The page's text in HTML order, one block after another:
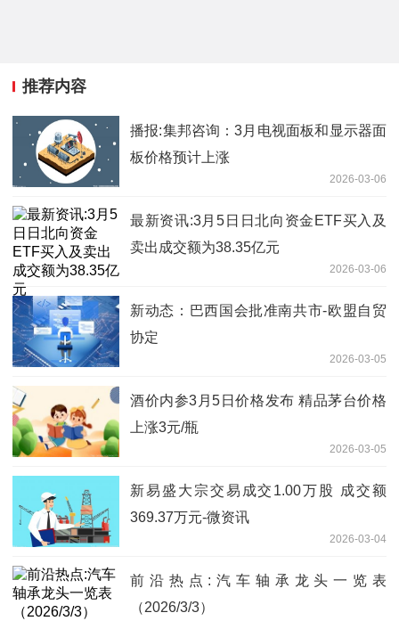
推荐内容
播报:集邦咨询：3月电视面板和显示器面
板价格预计上涨
2026-03-06
最新资讯:3月5日日北向资金ETF买入及
卖出成交额为38.35亿元
2026-03-06
新动态：巴西国会批准南共市-欧盟自贸
协定
2026-03-05
酒价内参3月5日价格发布 精品茅台价格
上涨3元/瓶
2026-03-05
新易盛大宗交易成交1.00万股 成交额
369.37万元-微资讯
2026-03-04
前沿热点:汽车轴承龙头一览表
（2026/3/3）